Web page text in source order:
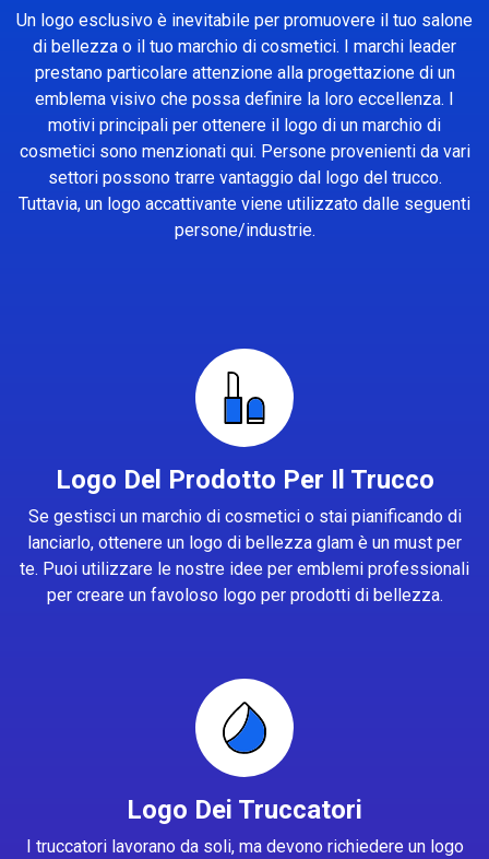
Un logo esclusivo è inevitabile per promuovere il tuo salone
di bellezza o il tuo marchio di cosmetici. I marchi leader
prestano particolare attenzione alla progettazione di un
emblema visivo che possa definire la loro eccellenza. I
motivi principali per ottenere il logo di un marchio di
cosmetici sono menzionati qui. Persone provenienti da vari
settori possono trarre vantaggio dal logo del trucco.
Tuttavia, un logo accattivante viene utilizzato dalle seguenti
persone/industrie.
Logo Del Prodotto Per Il Trucco
Se gestisci un marchio di cosmetici o stai pianificando di
lanciarlo, ottenere un logo di bellezza glam è un must per
te. Puoi utilizzare le nostre idee per emblemi professionali
per creare un favoloso logo per prodotti di bellezza.
Logo Dei Truccatori
I truccatori lavorano da soli, ma devono richiedere un logo